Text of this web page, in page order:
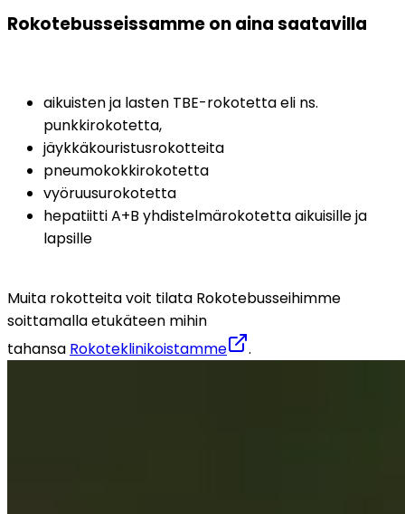
Rokotebusseissamme on aina saatavilla
aikuisten ja lasten TBE-rokotetta eli ns.
punkkirokotetta,
jäykkäkouristusrokotteita
pneumokokkirokotetta
vyöruusurokotetta
hepatiitti A+B yhdistelmärokotetta aikuisille ja
lapsille
Muita rokotteita voit tilata Rokotebusseihimme
soittamalla etukäteen mihin
tahansa Rokoteklinikoistamme .